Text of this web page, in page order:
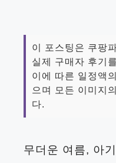
이 포스팅은 쿠팡
실제 구매자 후기
이에 따른 일정액
으며 모든 이미지
다.
무더운 여름, 아